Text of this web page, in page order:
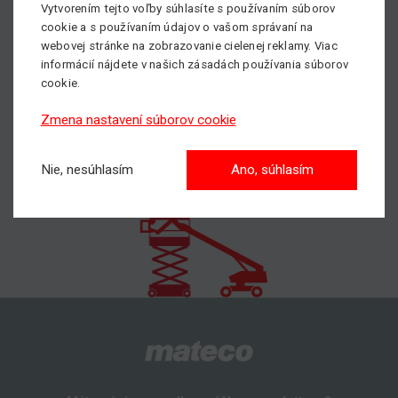
- mini žeriavy
- špeciálne manipulátory so zdvihom až do 31 m
Viac informácií o
Vytvorením tejto voľby súhlasíte s používaním súborov
cookie a s používaním údajov o vašom správaní na
webovej stránke na zobrazovanie cielenej reklamy. Viac
informácií nájdete v našich zásadách používania súborov
cookie.
Zmena nastavení súborov cookie
Nie, nesúhlasím Ano, súhlasím